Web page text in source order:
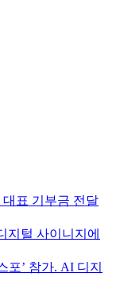
표 기부금 전달
지털 사이니지에
포’ 참가. AI 디지